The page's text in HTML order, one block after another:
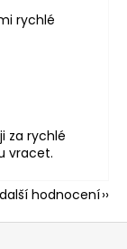
rychlé
za rychlé
vracet.
hodnocení